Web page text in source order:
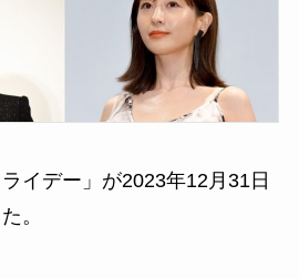
イデー」が2023年12月31日
。